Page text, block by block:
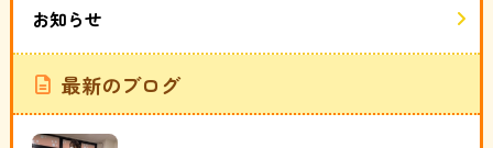
お知らせ
最新のブログ